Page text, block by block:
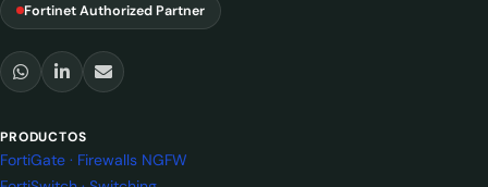
Fortinet Authorized Partner
PRODUCTOS
FortiGate · Firewalls NGFW